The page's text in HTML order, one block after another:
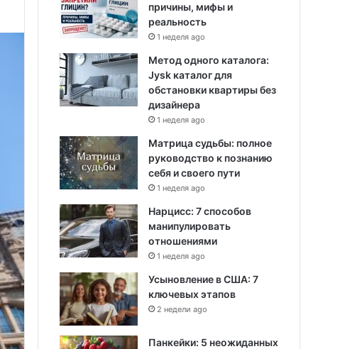
причины, мифы и
реальность
1 неделя ago
Метод одного каталога:
Jysk каталог для
обстановки квартиры без
дизайнера
1 неделя ago
Матрица судьбы: полное
руководство к познанию
себя и своего пути
1 неделя ago
Нарцисс: 7 способов
манипулировать
отношениями
1 неделя ago
Усыновление в США: 7
ключевых этапов
2 недели ago
Панкейки: 5 неожиданных